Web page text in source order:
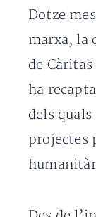
Dotze
marxa, la
de
ha
dels
projectes